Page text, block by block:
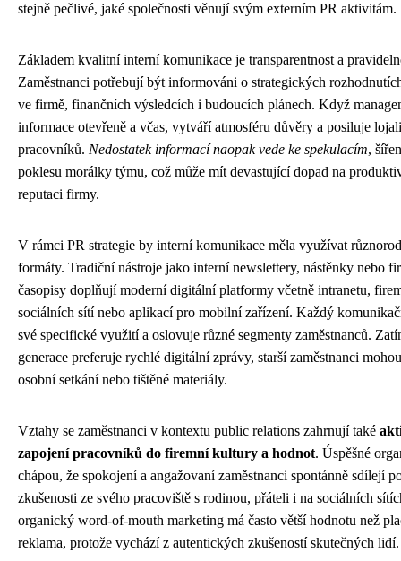
stejně pečlivé, jaké společnosti věnují svým externím PR aktivitám.
Základem kvalitní interní komunikace je transparentnost a
Zaměstnanci potřebují být informováni o strategických
ve firmě, finančních výsledcích i budoucích plánech. Když
informace otevřeně a včas, vytváří atmosféru důvěry a posiluje
pracovníků. Nedostatek informací naopak vede ke spekulacím,
poklesu morálky týmu, což může mít devastující dopad na
reputaci firmy.
V rámci PR strategie by interní komunikace měla využívat
formáty. Tradiční nástroje jako interní newslettery, nástěnky nebo
časopisy doplňují moderní digitální platformy včetně intranetu,
sociálních sítí nebo aplikací pro mobilní zařízení. Každý
své specifické využití a oslovuje různé segmenty zaměstnanců.
generace preferuje rychlé digitální zprávy, starší zaměstnanci
osobní setkání nebo tištěné materiály.
Vztahy se zaměstnanci v kontextu public relations zahrnují také
zapojení pracovníků do firemní kultury a hodnot. Úspěšné
chápou, že spokojení a angažovaní zaměstnanci spontánně sdílejí
zkušenosti ze svého pracoviště s rodinou, přáteli i na sociálních
organický word-of-mouth marketing má často větší hodnotu než
reklama, protože vychází z autentických zkušeností skutečných lidí.